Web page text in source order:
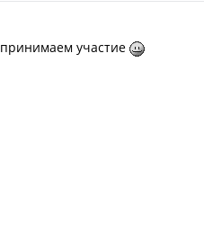
принимаем участие